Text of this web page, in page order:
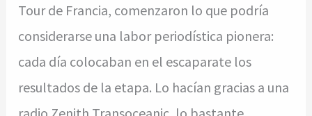
Tour de Francia, comenzaron lo que podría
considerarse una labor periodística pionera:
cada día colocaban en el escaparate los
resultados de la etapa. Lo hacían gracias a una